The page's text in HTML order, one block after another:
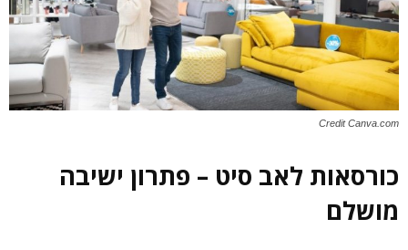
Credit Canva.com
כורסאות לאב סיט – פתרון ישיבה
מושלם